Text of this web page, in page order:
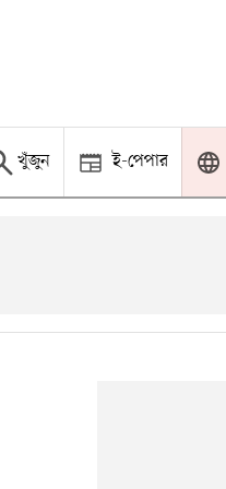
খুঁজুন ই-পেপার